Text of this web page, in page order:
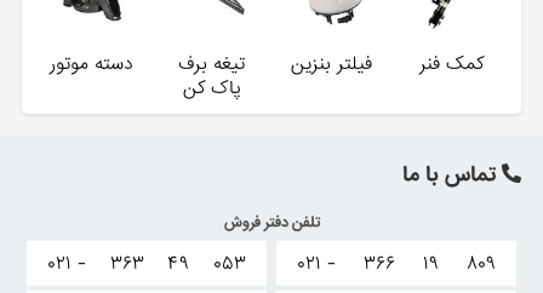
کمک فنر فیلتر بنزین
تیغه برف
پاک کن
دسته موتور
تماس با ما
تلفن دفتر فروش
۰۲۱ - ۳۶۶ ۱۹
۸۰۹
۰۲۱ - ۳۶۳ ۴۹
۰۵۳